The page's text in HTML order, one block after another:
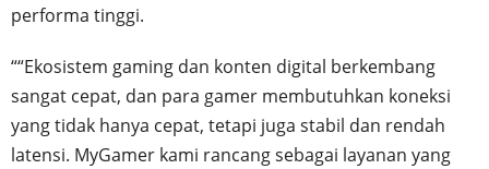
performa tinggi.
““Ekosistem gaming dan konten digital berkembang
sangat cepat, dan para gamer membutuhkan koneksi
yang tidak hanya cepat, tetapi juga stabil dan rendah
latensi. MyGamer kami rancang sebagai layanan yang